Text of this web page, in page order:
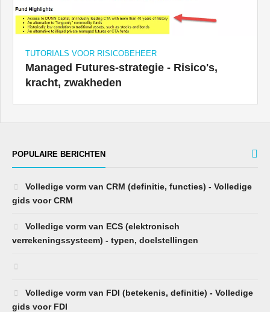
TUTORIALS VOOR RISICOBEHEER
Managed Futures-strategie - Risico's,
kracht, zwakheden
POPULAIRE BERICHTEN
Volledige vorm van CRM (definitie, functies) - Volledige
gids voor CRM
Volledige vorm van ECS (elektronisch
verrekeningssysteem) - typen, doelstellingen
Volledige vorm van FDI (betekenis, definitie) - Volledige
gids voor FDI